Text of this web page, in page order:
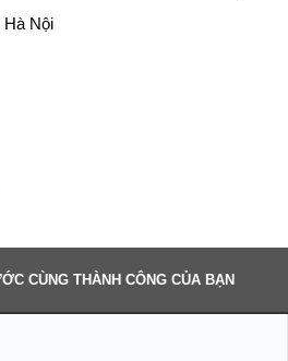
Hà Nội
CÙNG THÀNH CÔNG CỦA BẠN